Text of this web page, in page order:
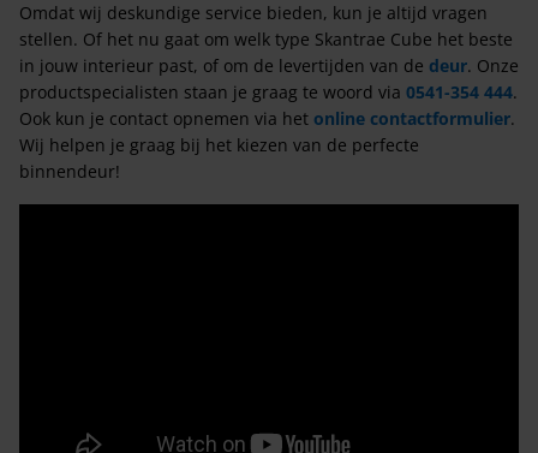
Omdat wij deskundige service bieden, kun je altijd vragen
stellen. Of het nu gaat om welk type Skantrae Cube het beste
in jouw interieur past, of om de levertijden van de deur. Onze
productspecialisten staan je graag te woord via 0541-354 444.
Ook kun je contact opnemen via het online contactformulier.
Wij helpen je graag bij het kiezen van de perfecte
binnendeur!